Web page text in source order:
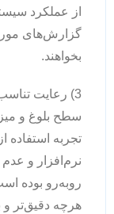
از عملکرد
گزارش‌های مورد
بخواهند.
سطح بلوغ و
نرم‌افزار و
روبه‌رو بوده
هرچه دقیق‌تر